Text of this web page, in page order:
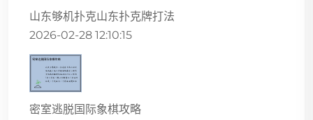
山东够机扑克山东扑克牌打法
2026-02-28 12:10:15
密室逃脱国际象棋攻略